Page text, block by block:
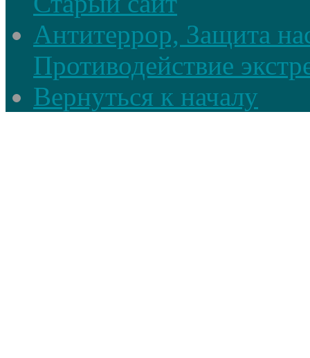
Антитеррор, Защита
Противодействие
Вернуться к началу